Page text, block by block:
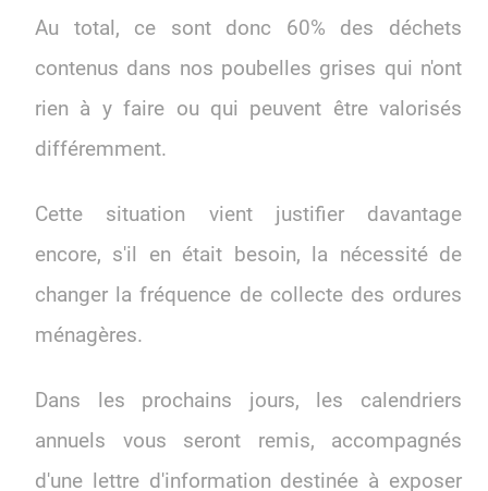
Au total, ce sont donc 60% des déchets
contenus dans nos poubelles grises qui n'ont
rien à y faire ou qui peuvent être valorisés
différemment.
Cette situation vient justifier davantage
encore, s'il en était besoin, la nécessité de
changer la fréquence de collecte des ordures
ménagères.
Dans les prochains jours, les calendriers
annuels vous seront remis, accompagnés
d'une lettre d'information destinée à exposer